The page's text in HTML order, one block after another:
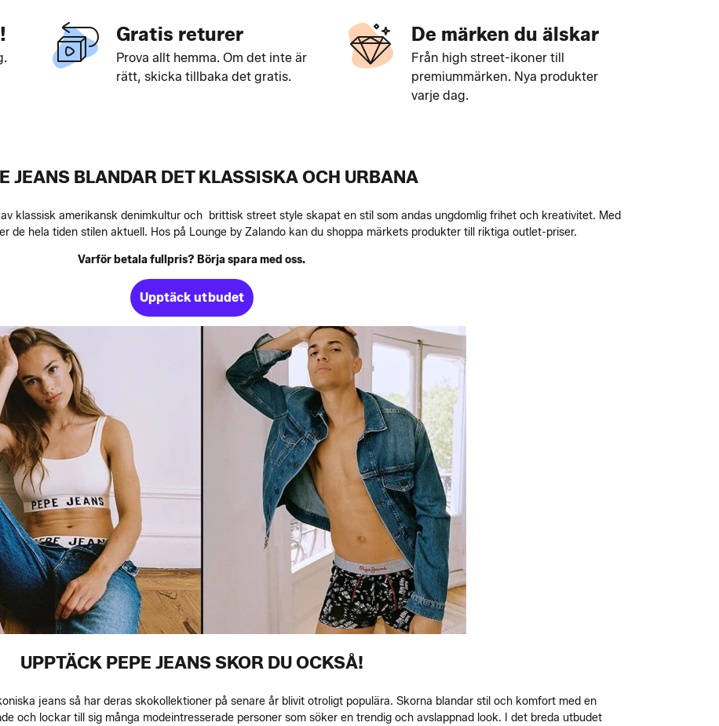
Gratis returer
Prova allt hemma. Om det inte är
rätt, skicka tillbaka det gratis.
De märken du älskar
Från high street-ikoner till
premiummärken. Nya produkter
varje dag.
JEANS BLANDAR DET KLASSISKA OCH URBANA
klassisk amerikansk denimkultur och brittisk street style skapat en stil som andas ungdomlig frihet och kreativitet. Med
de hela tiden stilen aktuell. Hos på Lounge by Zalando kan du shoppa märkets produkter till riktiga outlet-priser.
Varför betala fullpris? Börja spara med oss.
Upptäck utbudet
UPPTÄCK PEPE JEANS SKOR DU OCKSÅ!
jeans så har deras skokollektioner på senare år blivit otroligt populära. Skorna blandar stil och komfort med en
och lockar till sig många modeintresserade personer som söker en trendig och avslappnad look. I det breda utbudet